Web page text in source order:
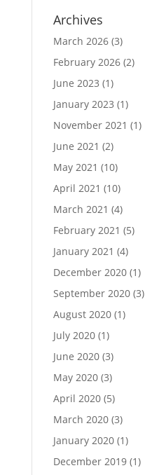
Archives
March 2026 (3)
February 2026 (2)
June 2023 (1)
January 2023 (1)
November 2021 (1)
June 2021 (2)
May 2021 (10)
April 2021 (10)
March 2021 (4)
February 2021 (5)
January 2021 (4)
December 2020 (1)
September 2020 (3)
August 2020 (1)
July 2020 (1)
June 2020 (3)
May 2020 (3)
April 2020 (5)
March 2020 (3)
January 2020 (1)
December 2019 (1)